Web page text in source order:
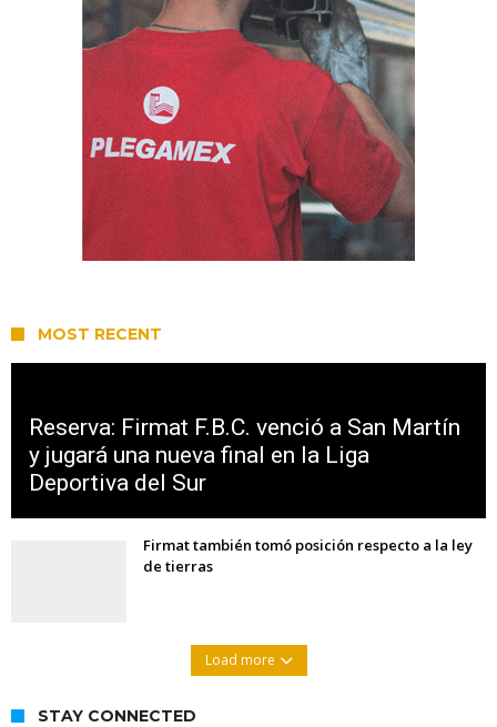
MOST RECENT
Reserva: Firmat F.B.C. venció a San Martín
y jugará una nueva final en la Liga
Deportiva del Sur
Firmat también tomó posición respecto a la ley
de tierras
Load more
STAY CONNECTED